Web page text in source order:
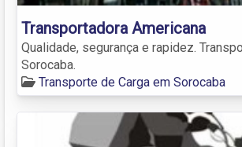
Transportadora Americana
Qualidade, segurança e rapidez.
Sorocaba.
Transporte de Carga em Sorocaba